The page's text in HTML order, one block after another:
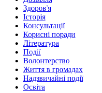
Здоров'я
Історія
Консультації
Корисні поради
Література
Події
Волонтерство
Життя в громадах
Надзвичайні події
Освіта